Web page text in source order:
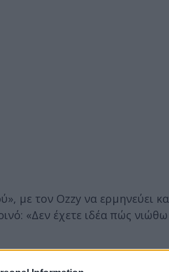
με τον Ozzy να ερμηνεύει
«Δεν έχετε ιδέα πώς